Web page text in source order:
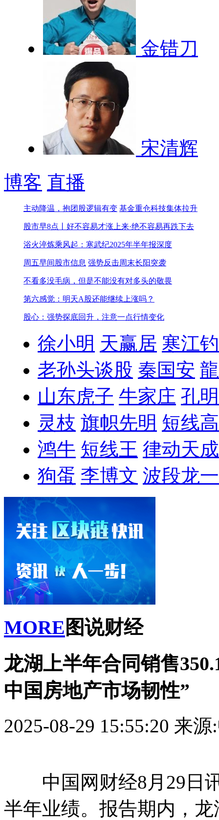
金错刀
宋清辉
博客 直播
主动降温，抱团股逻辑有变 基金重仓科技集体拉升
股市早8点丨好不容易才涨上来·绝不容易再跌下去
浴火淬炼乘风起：寒武纪2025年半年报深度
周五早间股市信息 强势反击周末长阳突袭
不看多没毛病，但是不能没有对多头的敬畏
第六感觉：明天A股还能继续上涨吗？
股心：强势探底回升，注意一点行情变化
徐小明 天赢居 寒江
老孙头谈股 秦国安
山东虎子 牛家庄 孔
灵枝 旗帜先明 短线
鸿牛 短线王 律动天成
狗蛋 李博文 波段龙一
MORE 图说财经
龙湖上半年合同销售
中国房地产市场韧性”
2025-08-29 15:55:20 来源
中国网财经8月29日讯
半年业绩。报告期内，